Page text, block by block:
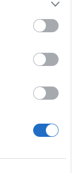
PNȚMM
REPER
POT
Acțiunea
PUSL (D.
PNȚCD
Partidul